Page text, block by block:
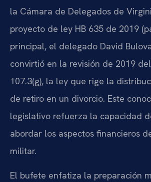
la Cámara de Delegados de
proyecto de ley HB 635 de 2019
principal, el delegado David
convirtió en la revisión de 2019
107.3(g), la ley que rige la
de retiro en un divorcio. Este
legislativo refuerza la capacidad
abordar los aspectos financieros
militar.
El bufete enfatiza la preparación